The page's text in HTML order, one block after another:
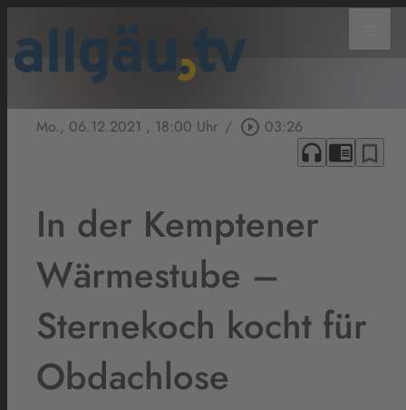
Mo., 06.12.2021 , 18:00 Uhr / play_circle_outline 03:26
headphones chrome_reader_mode bookmark_border
In der Kemptener
Wärmestube –
Sternekoch kocht für
Obdachlose